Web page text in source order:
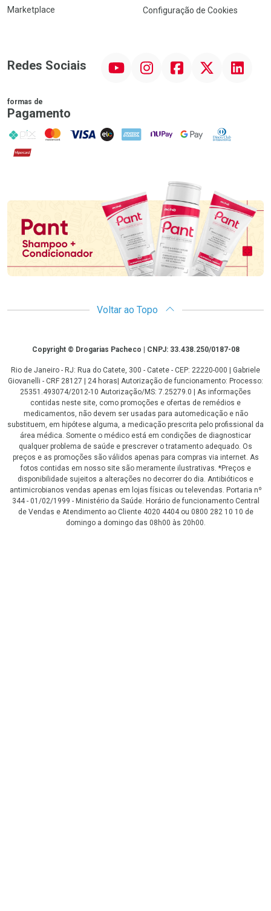
Marketplace
Configuração de Cookies
Redes Sociais InstagramFacebookTwitter Linkedin
formas de
Pagamento
PIX MasterCard
VISA ELO AMEX NuPay Google PayDiners Club
Hipercard
Promoção em Destaque
Voltar ao Topo
CopyrightCopyright © Drogarias Pacheco | CNPJ: 33.438.250/0187-08
Rio de Janeiro - RJ: Rua do Catete, 300 - Catete - CEP: 22220-000 | Gabriele
Giovanelli - CRF 28127 | 24 horas| Autorização de funcionamento: Processo:
25351.493074/2012-10 Autorização/MS: 7.25279.0 | As informações
contidas neste site, como promoções e ofertas de remédios e
medicamentos, não devem ser usadas para automedicação e não
substituem, em hipótese alguma, a medicação prescrita pelo profissional da
área médica. Somente o médico está em condições de diagnosticar
qualquer problema de saúde e prescrever o tratamento adequado. Os
preços e as promoções são válidos apenas para compras via internet. As
fotos contidas em nosso site são meramente ilustrativas. *Preços e
disponibilidade sujeitos a alterações no decorrer do dia. Antibióticos e
antimicrobianos vendas apenas em lojas físicas ou televendas. Portaria nº
344 - 01/02/1999 - Ministério da Saúde. Horário de funcionamento Central
de Vendas e Atendimento ao Cliente 4020 4404 ou 0800 282 10 10 de
domingo a domingo das 08h00 às 20h00.